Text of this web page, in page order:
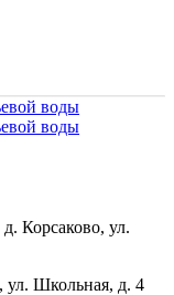
Корсаково, ул.
ул. Школьная, д. 4